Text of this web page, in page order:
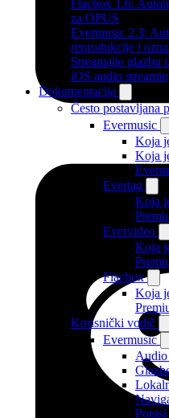
Flacbox 1.6:
za OPUS
Evermusic 2.3:
reprodukcije i
Streamajte glazbu
iOS audio
Dokumentacija
Često postavljana
Evermusic
Koja
Koja
Evertag
Koja
Evervideo
Koja
Flacbox
Koja
Korisnički vodič
Evermusic
Audio
Popisi